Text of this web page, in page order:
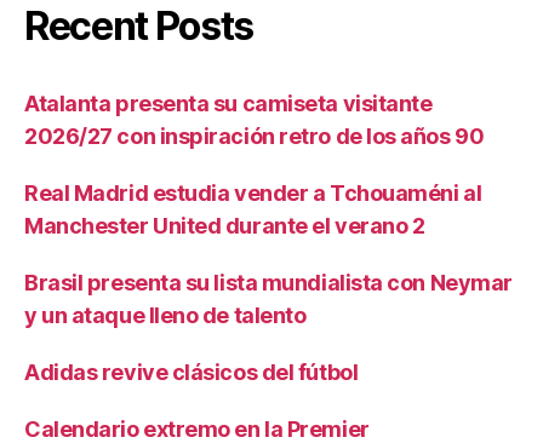
Recent Posts
Atalanta presenta su camiseta visitante
2026/27 con inspiración retro de los años 90
Real Madrid estudia vender a Tchouaméni al
Manchester United durante el verano 2
Brasil presenta su lista mundialista con Neymar
y un ataque lleno de talento
Adidas revive clásicos del fútbol
Calendario extremo en la Premier